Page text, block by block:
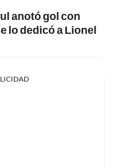
anotó gol con
lo dedicó a Lionel